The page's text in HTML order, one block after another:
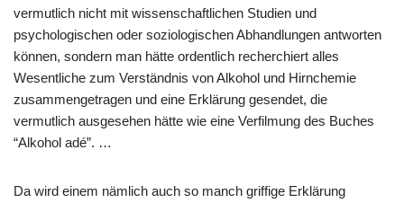
vermutlich nicht mit wissenschaftlichen Studien und
psychologischen oder soziologischen Abhandlungen antworten
können, sondern man hätte ordentlich recherchiert alles
Wesentliche zum Verständnis von Alkohol und Hirnchemie
zusammengetragen und eine Erklärung gesendet, die
vermutlich ausgesehen hätte wie eine Verfilmung des Buches
“Alkohol adé”. …
Da wird einem nämlich auch so manch griffige Erklärung